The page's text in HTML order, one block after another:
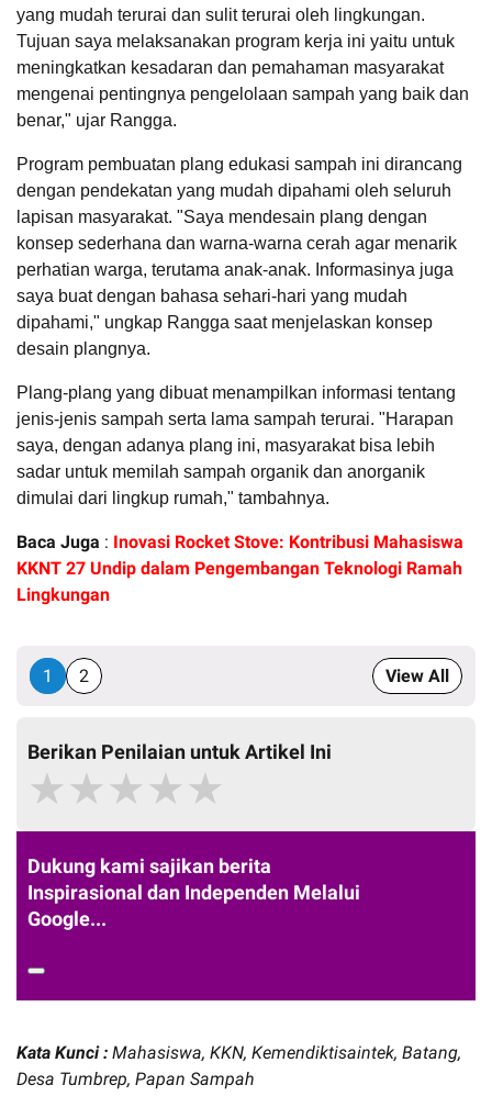
yang mudah terurai dan sulit terurai oleh lingkungan.
Tujuan saya melaksanakan program kerja ini yaitu untuk
meningkatkan kesadaran dan pemahaman masyarakat
mengenai pentingnya pengelolaan sampah yang baik dan
benar," ujar Rangga.
Program pembuatan plang edukasi sampah ini dirancang
dengan pendekatan yang mudah dipahami oleh seluruh
lapisan masyarakat. "Saya mendesain plang dengan
konsep sederhana dan warna-warna cerah agar menarik
perhatian warga, terutama anak-anak. Informasinya juga
saya buat dengan bahasa sehari-hari yang mudah
dipahami," ungkap Rangga saat menjelaskan konsep
desain plangnya.
Plang-plang yang dibuat menampilkan informasi tentang
jenis-jenis sampah serta lama sampah terurai. "Harapan
saya, dengan adanya plang ini, masyarakat bisa lebih
sadar untuk memilah sampah organik dan anorganik
dimulai dari lingkup rumah," tambahnya.
Baca Juga : Inovasi Rocket Stove: Kontribusi Mahasiswa
KKNT 27 Undip dalam Pengembangan Teknologi Ramah
Lingkungan
1 2 View All
Berikan Penilaian untuk Artikel Ini
★★★★★
Dukung kami sajikan berita
Inspirasional dan Independen Melalui
Google...
Kata Kunci : Mahasiswa, KKN, Kemendiktisaintek, Batang,
Desa Tumbrep, Papan Sampah